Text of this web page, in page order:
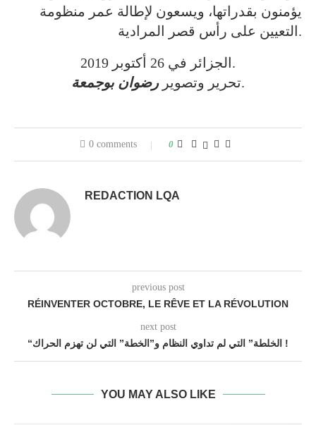
يؤمنون بقدراتها، ويسعون لإطالة عمر منظومة
التعيين على رأس قصر المرادية.
الجزائر في 26 أكتوبر 2019.
تحرير وتصويررضوان بوجمعة .
0 comments 0
REDACTION LQA
previous post
RÉINVENTER OCTOBRE, LE RÊVE ET LA RÉVOLUTION
next post
“الخلطة” التي لم تداوي النظام و”الخطة” التي لن تهزم الحراك !
YOU MAY ALSO LIKE